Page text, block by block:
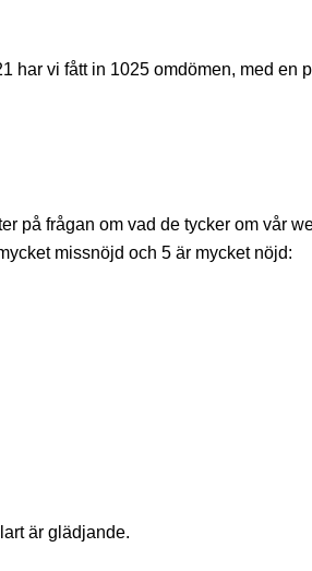
har vi fått in 1025 omdömen, med en
på frågan om vad de tycker om vår
missnöjd och 5 är mycket nöjd:
är glädjande.